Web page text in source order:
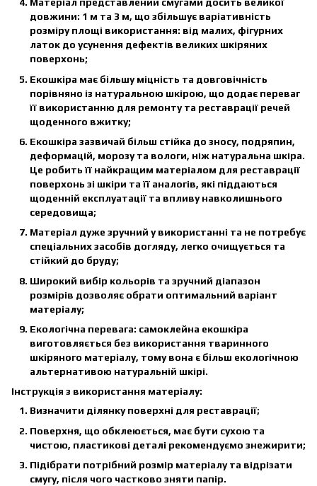
довжини: 1 м та 3 м, що збільшує варіативність
розміру площі використання: від малих, фігурних
латок до усунення дефектів великих шкіряних
поверхонь;
Екошкіра має більшу міцність та довговічність
порівняно із натуральною шкірою, що додає переваг
її використанню для ремонту та реставрації речей
щоденного вжитку;
Екошкіра зазвичай більш стійка до зносу, подряпин,
деформацій, морозу та вологи, ніж натуральна шкіра.
Це робить її найкращим матеріалом для реставрації
поверхонь зі шкіри та її аналогів, які піддаються
щоденній експлуатації та впливу навколишнього
середовища;
Матеріал дуже зручний у використанні та не потребує
спеціальних засобів догляду, легко очищується та
стійкий до бруду;
Широкий вибір кольорів та зручний діапазон
розмірів дозволяє обрати оптимальний варіант
матеріалу;
Екологічна перевага: самоклейна екошкіра
виготовляється без використання тваринного
шкіряного матеріалу, тому вона є більш екологічною
альтернативою натуральній шкірі.
Інструкція з використання матеріалу:
Визначити ділянку поверхні для реставрації;
Поверхня, що обклеюється, має бути сухою та
чистою, пластикові деталі рекомендуємо знежирити;
Підібрати потрібний розмір матеріалу та відрізати
смугу, після чого частково зняти папір.